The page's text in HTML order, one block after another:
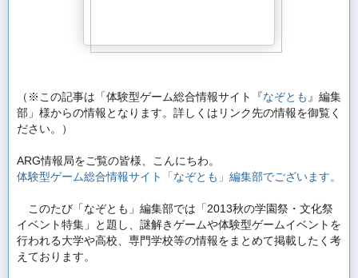
（※この記事は「体験型ゲーム総合情報サイト『なぞとも 』編集
部 」様からの情報となります。詳しくはリンク先の情報を御覧く
ださい。）
ARG情報局をご覧の皆様、こんにちわ。
体験型ゲーム総合情報サイト「なぞとも」編集部でございます。
このたび「なぞとも」編集部では「2013秋の学園祭・ 文化祭
イベント特集」と題し、 謎解きゲームや体験型ゲームイベントを
行われる大学や高校、 専門学校等の情報をまとめて掲載したく考
えております。